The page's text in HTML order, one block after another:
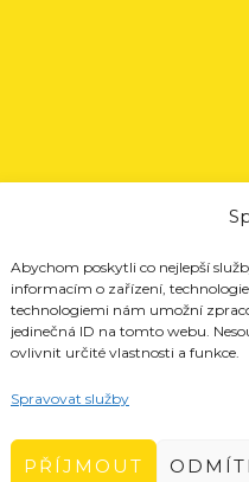
Abychom poskytli co nejlepší
informacím o zařízení,
technologiemi nám umožní
jedinečná ID na tomto webu.
ovlivnit určité vlastnosti a funkce.
Spravovat služby
PŘÍJMOUT